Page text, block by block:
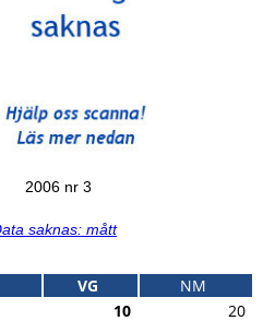
2006 nr 3
saknas: mått
VG
NM
10 20